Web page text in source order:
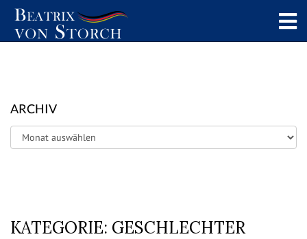
ARCHIV
Archiv
KATEGORIE: GESCHLECHTER